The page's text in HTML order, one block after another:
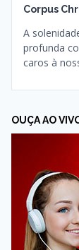
Corpus
A
profunda
caros à
OUÇA AO